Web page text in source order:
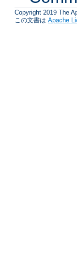
Copyright 2019 The
この文書は Apache